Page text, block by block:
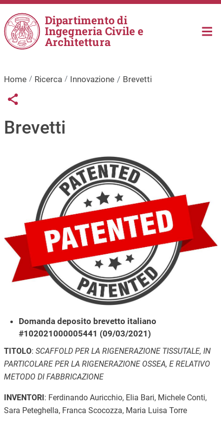
Salta al contenuto principale
Dipartimento di
Ingegneria Civile e
Architettura
Home Ricerca Innovazione Brevetti
Links condivisione social
Share button
Brevetti
Domanda deposito brevetto italiano
#102021000005441 (09/03/2021)
TITOLO: SCAFFOLD PER LA RIGENERAZIONE TISSUTALE, IN
PARTICOLARE PER LA RIGENERAZIONE OSSEA, E RELATIVO
METODO DI FABBRICAZIONE
INVENTORI: Ferdinando Auricchio, Elia Bari, Michele Conti,
Sara Peteghella, Franca Scocozza, Maria Luisa Torre